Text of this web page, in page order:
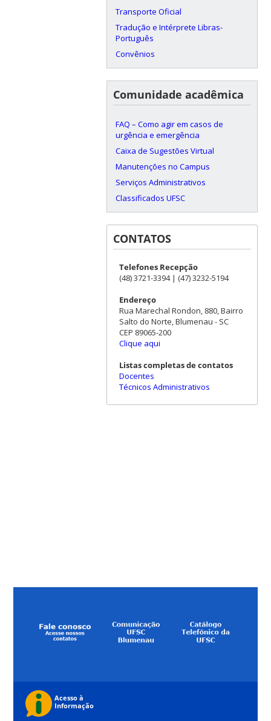
Transporte Oficial
Tradução e Intérprete Libras-
Português
Convênios
Comunidade acadêmica
FAQ – Como agir em casos de
urgência e emergência
Caixa de Sugestões Virtual
Manutenções no Campus
Serviços Administrativos
Classificados UFSC
CONTATOS
Telefones Recepção
(48) 3721-3394 | (47) 3232-5194
Endereço
Rua Marechal Rondon, 880, Bairro
Salto do Norte, Blumenau - SC
CEP 89065-200
Clique aqui
Listas completas de contatos
Docentes
Técnicos Administrativos